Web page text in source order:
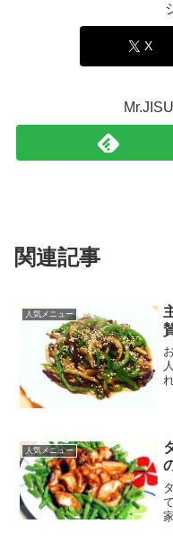
X
関連記事
人気メニュー
人気メニュー